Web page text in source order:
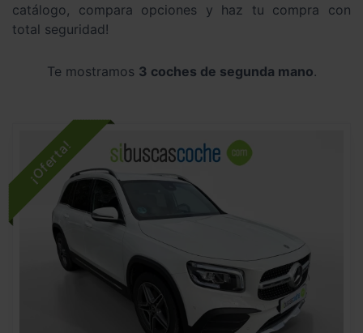
catálogo, compara opciones y haz tu compra con
total seguridad!
Te mostramos 3 coches de segunda mano.